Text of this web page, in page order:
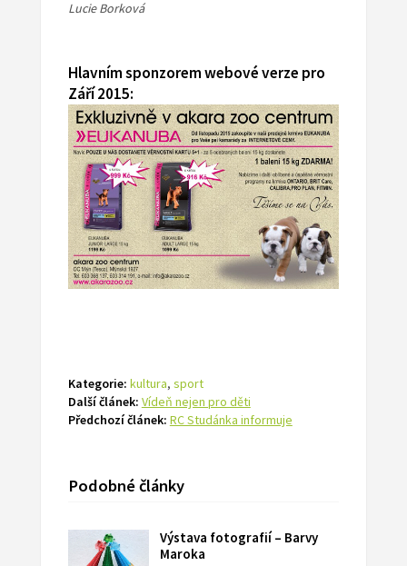
Lucie Borková
Hlavním sponzorem webové verze pro
Září 2015:
Kategorie: kultura, sport
Další článek: Vídeň nejen pro děti
Předchozí článek: RC Studánka informuje
Podobné články
Výstava fotografií – Barvy
Maroka